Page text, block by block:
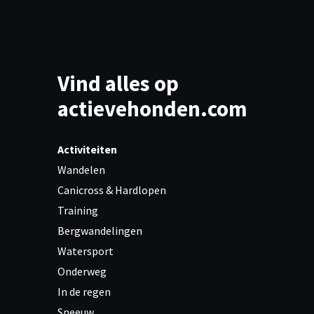
Vind alles op
actievehonden.com
Activiteiten
Wandelen
Canicross & Hardlopen
Training
Bergwandelingen
Watersport
Onderweg
In de regen